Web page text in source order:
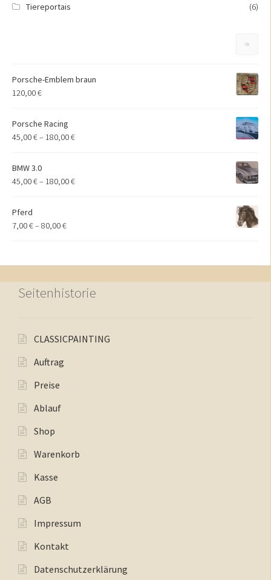
Tiereportais
(6)
Porsche-Emblem braun
120,00€
Porsche Racing
45,00€– 180,00€
BMW 3.0
45,00€– 180,00€
Pferd
7,00€– 80,00€
Seitenhistorie
CLASSICPAINTING
Auftrag
Preise
Ablauf
Shop
Warenkorb
Kasse
AGB
Impressum
Kontakt
Datenschutzerklärung